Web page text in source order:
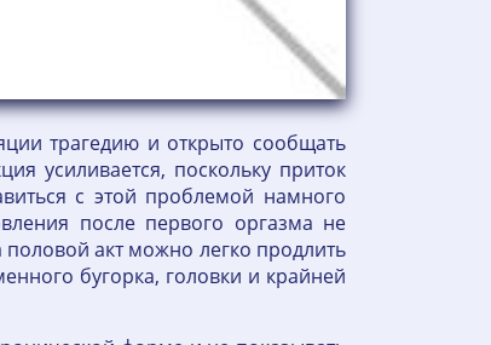
трагедию и открыто сообщать
усиливается, поскольку приток
с этой проблемой намного
после первого оргазма не
половой акт можно легко продлить
бугорка, головки и крайней